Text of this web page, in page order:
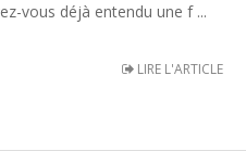
vous déjà entendu une f ...
LIRE L'ARTICLE